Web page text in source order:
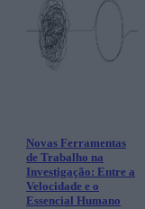
Novas Ferramentas
de Trabalho na
Investigação: Entre a
Velocidade e o
Essencial Humano